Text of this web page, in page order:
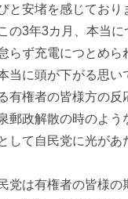
と安堵を感じており
3年3カ月、本当
らず充電につとめ
当に頭が下がる思い
権者の皆様方の反
郵政解散の時のよ
して自民党に光が
は有権者の皆様の